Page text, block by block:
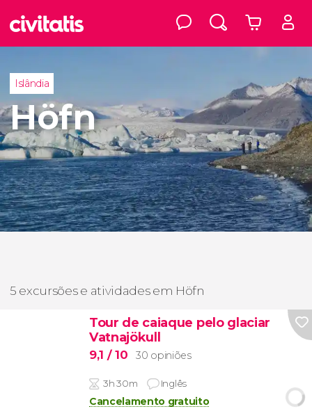
Islândia
Höfn
5 excursões e atividades em Höfn
Tour de caiaque pelo glaciar
Vatnajökull
9,1 / 10 30 opiniões
3h 30m Inglês
Cancelamento gratuito